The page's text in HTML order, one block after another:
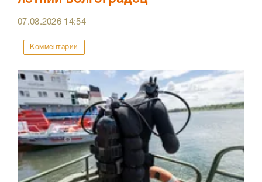
07.08.2026 14:54
Комментарии